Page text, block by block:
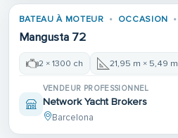
BATEAU À MOTEUR OCCASION
Mangusta 72
2 × 1300 ch 21,95 m × 5,49 m
VENDEUR PROFESSIONNEL
Network Yacht Brokers
Barcelona